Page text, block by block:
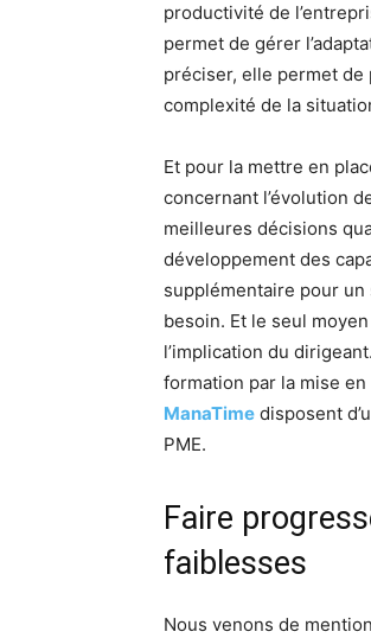
productivité de
permet de gérer
préciser, elle permet de
complexité de la
Et pour la mettre en
concernant l’évolution
meilleures décisions
développement des
supplémentaire pour
besoin. Et le seul
l’implication du
formation par la mise en
ManaTime disposent
PME.
Faire
faiblesses
Nous venons de